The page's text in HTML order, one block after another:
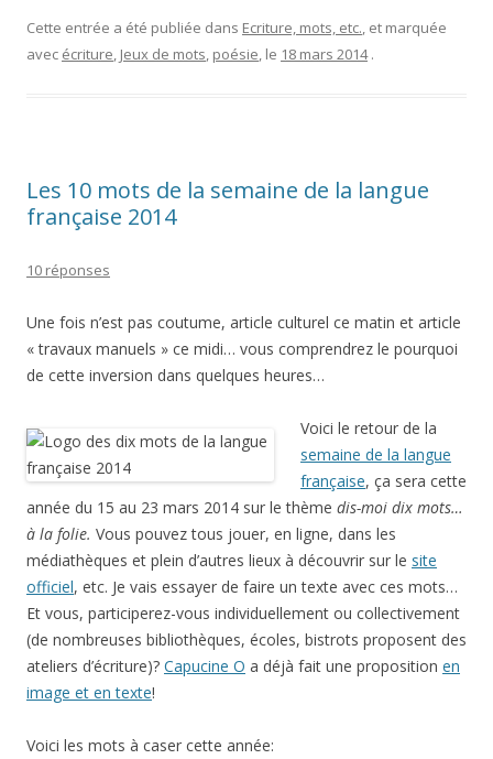
Cette entrée a été publiée dans Ecriture, mots, etc., et marquée
avec écriture, Jeux de mots, poésie, le 18 mars 2014 .
Les 10 mots de la semaine de la langue
française 2014
10 réponses
Une fois n’est pas coutume, article culturel ce matin et article
« travaux manuels » ce midi… vous comprendrez le pourquoi
de cette inversion dans quelques heures…
Voici le retour de la
semaine de la langue
française, ça sera cette
année du 15 au 23 mars 2014 sur le thème dis-moi dix mots…
à la folie. Vous pouvez tous jouer, en ligne, dans les
médiathèques et plein d’autres lieux à découvrir sur le site
officiel, etc. Je vais essayer de faire un texte avec ces mots…
Et vous, participerez-vous individuellement ou collectivement
(de nombreuses bibliothèques, écoles, bistrots proposent des
ateliers d’écriture)? Capucine O a déjà fait une proposition en
image et en texte!
Voici les mots à caser cette année: